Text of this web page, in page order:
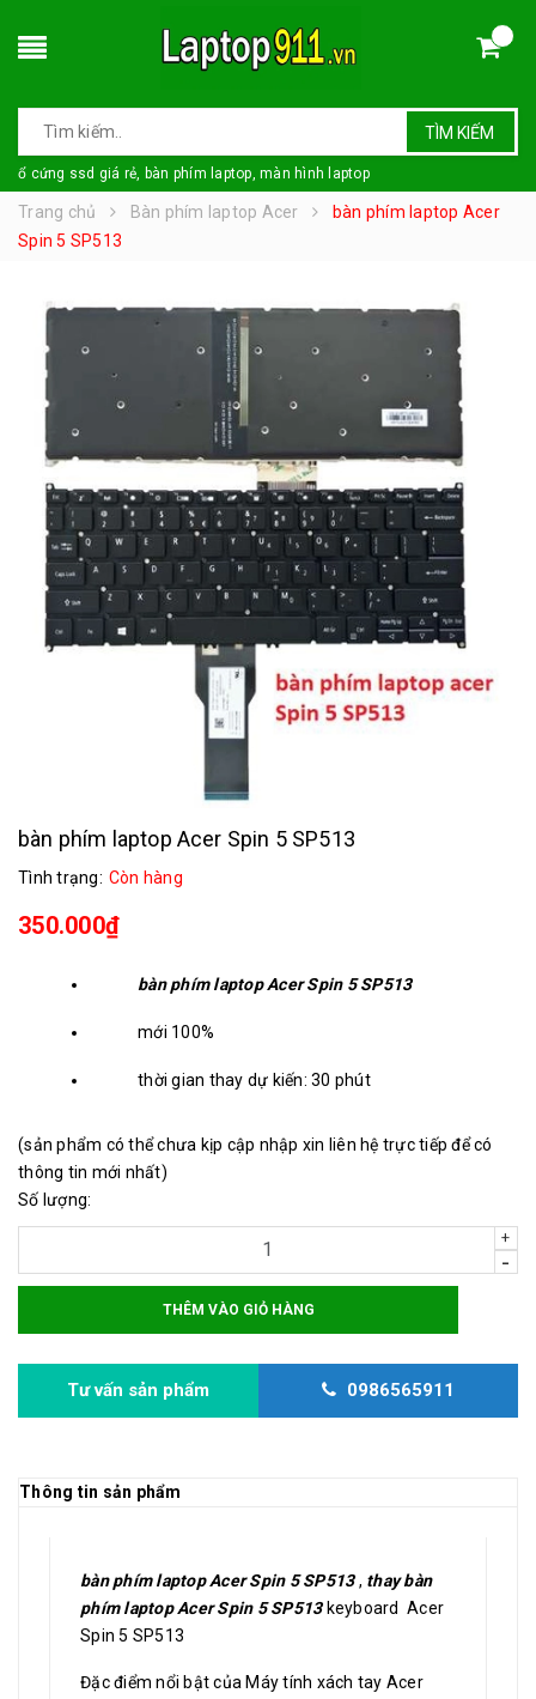
TÌM KIẾM
ổ cứng ssd giá rẻ, bàn phím laptop, màn hình laptop
Trang chủ Bàn phím laptop Acer
bàn phím laptop Acer
Spin 5 SP513
bàn phím laptop Acer Spin 5 SP513
Tình trạng: Còn hàng
350.000₫
bàn phím laptop Acer Spin 5 SP513
mới 100%
thời gian thay dự kiến: 30 phút
(sản phẩm có thể chưa kịp cập nhập xin liên hệ trực tiếp để có
thông tin mới nhất)
Số lượng:
+
-
THÊM VÀO GIỎ HÀNG
Tư vấn sản phẩm 0986565911
Thông tin sản phẩm
bàn phím laptop Acer Spin 5 SP513, thay bàn
phím laptop Acer Spin 5 SP513keyboard Acer
Spin 5 SP513
Đặc điểm nổi bật của Máy tính xách tay Acer